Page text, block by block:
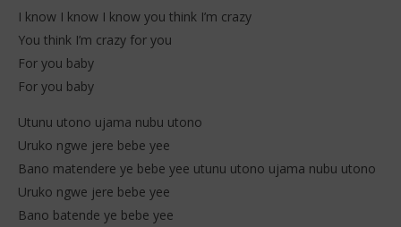
I know I know I know you think I’m crazy
You think I’m crazy for you
For you baby
For you baby
Utunu utono ujama nubu utono
Uruko ngwe jere bebe yee
Bano matendere ye bebe yee utunu utono ujama nubu utono
Uruko ngwe jere bebe yee
Bano batende ye bebe yee